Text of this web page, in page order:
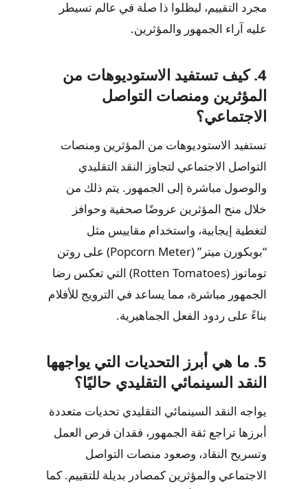
مجرد التقييم، ليظلوا ذا صلة في عالم تسيطر
عليه آراء الجمهور والمؤثرين.
4. كيف تستفيد الاستوديوهات من
المؤثرين ومنصات التواصل
الاجتماعي؟
تستفيد الاستوديوهات من المؤثرين ومنصات
التواصل الاجتماعي لتجاوز النقد التقليدي
والوصول مباشرة إلى الجمهور. يتم ذلك من
خلال منح المؤثرين عروضًا صحفية وحوافز
لتغطية إيجابية، واستخدام مقاييس مثل
“بوبكورن ميتر” (Popcorn Meter) على روتن
توماتوز (Rotten Tomatoes) التي تعكس رضا
الجمهور مباشرة، مما يساعد في الترويج للأفلام
بناءً على ردود الفعل الجماهيرية.
5. ما هي أبرز التحديات التي يواجهها
النقد السينمائي التقليدي حاليًا؟
يواجه النقد السينمائي التقليدي تحديات متعددة
أبرزها تراجع ثقة الجمهور، فقدان فرص العمل
وتسريح النقاد، وصعود منصات التواصل
الاجتماعي والمؤثرين كمصادر بديلة للتقييم. كما